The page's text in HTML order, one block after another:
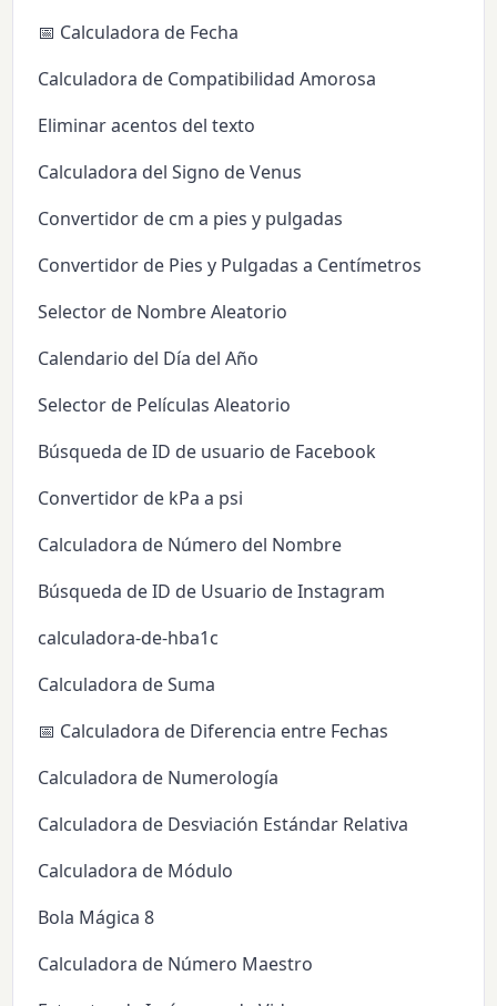
📅 Calculadora de Fecha
Calculadora de Compatibilidad Amorosa
Eliminar acentos del texto
Calculadora del Signo de Venus
Convertidor de cm a pies y pulgadas
Convertidor de Pies y Pulgadas a Centímetros
Selector de Nombre Aleatorio
Calendario del Día del Año
Selector de Películas Aleatorio
Búsqueda de ID de usuario de Facebook
Convertidor de kPa a psi
Calculadora de Número del Nombre
Búsqueda de ID de Usuario de Instagram
calculadora-de-hba1c
Calculadora de Suma
📅 Calculadora de Diferencia entre Fechas
Calculadora de Numerología
Calculadora de Desviación Estándar Relativa
Calculadora de Módulo
Bola Mágica 8
Calculadora de Número Maestro